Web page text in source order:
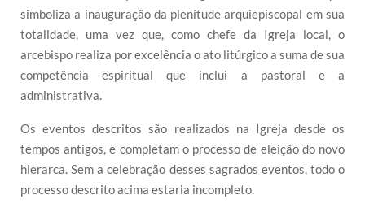
simboliza a inauguração da plenitude arquiepiscopal em sua
totalidade, uma vez que, como chefe da Igreja local, o
arcebispo realiza por excelência o ato litúrgico a suma de sua
competência espiritual que inclui a pastoral e a
administrativa.
Os eventos descritos são realizados na Igreja desde os
tempos antigos, e completam o processo de eleição do novo
hierarca. Sem a celebração desses sagrados eventos, todo o
processo descrito acima estaria incompleto.